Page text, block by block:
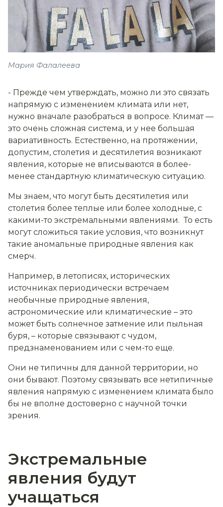
Мария Фалалеева
- Прежде чем утверждать, можно ли это связать
напрямую с изменением климата или нет,
нужно вначале разобраться в вопросе. Климат —
это очень сложная система, и у нее большая
вариативность. Естественно, на протяжении,
допустим, столетия и десятилетия возникают
явления, которые не вписываются в более-
менее стандартную климатическую ситуацию.
Мы знаем, что могут быть десятилетия или
столетия более теплые или более холодные, с
какими-то экстремальными явлениями. То есть
могут сложиться такие условия, что возникнут
такие аномальные природные явления как
смерч.
Например, в летописях, исторических
источниках периодически встречаем
необычные природные явления,
астрономические или климатические – это
может быть солнечное затмение или пыльная
буря, – которые связывают с чудом,
предзнаменованием или с чем-то еще.
Они не типичны для данной территории, но
они бывают. Поэтому связывать все нетипичные
явления напрямую с изменением климата было
бы не вполне достоверно с научной точки
зрения.
Экстремальные
явления будут
учащаться